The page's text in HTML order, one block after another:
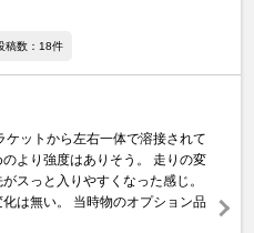
稿数：18件
ケットから左右一体で溶接されて
より強度はありそう。 走りの変
スっと入りやすくなった感じ。
化は無い。 当時物のオプション品